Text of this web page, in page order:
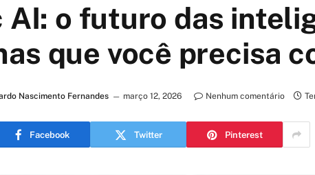
AI: o futuro das
que você precisa
Nascimento Fernandes março 12, 2026 Nenhum comentário
Facebook Twitter Pinterest